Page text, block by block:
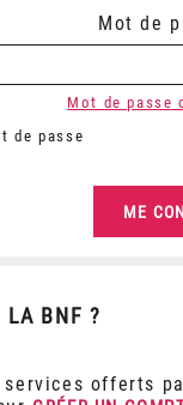
Mot de
de passe
Mot de passe
LA BNF ?
offerts